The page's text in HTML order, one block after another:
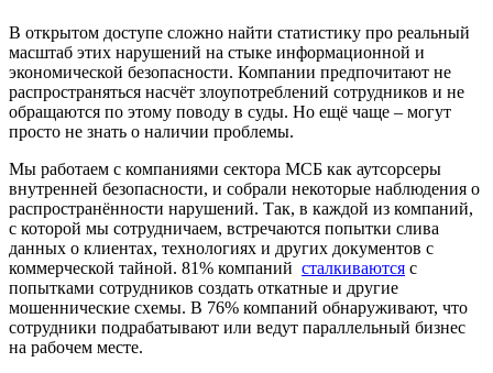
В открытом доступе сложно найти статистику про реальный
масштаб этих нарушений на стыке информационной и
экономической безопасности. Компании предпочитают не
распространяться насчёт злоупотреблений сотрудников и не
обращаются по этому поводу в суды. Но ещё чаще – могут
просто не знать о наличии проблемы.
Мы работаем с компаниями сектора МСБ как аутсорсеры
внутренней безопасности, и собрали некоторые наблюдения о
распространённости нарушений. Так, в каждой из компаний,
с которой мы сотрудничаем, встречаются попытки слива
данных о клиентах, технологиях и других документов с
коммерческой тайной. 81% компаний сталкиваются с
попытками сотрудников создать откатные и другие
мошеннические схемы. В 76% компаний обнаруживают, что
сотрудники подрабатывают или ведут параллельный бизнес
на рабочем месте.